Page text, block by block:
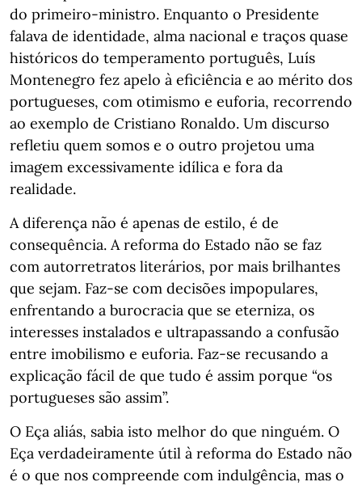
do primeiro-ministro. Enquanto o Presidente
falava de identidade, alma nacional e traços quase
históricos do temperamento português, Luís
Montenegro fez apelo à eficiência e ao mérito dos
portugueses, com otimismo e euforia, recorrendo
ao exemplo de Cristiano Ronaldo. Um discurso
refletiu quem somos e o outro projetou uma
imagem excessivamente idílica e fora da
realidade.
A diferença não é apenas de estilo, é de
consequência. A reforma do Estado não se faz
com autorretratos literários, por mais brilhantes
que sejam. Faz-se com decisões impopulares,
enfrentando a burocracia que se eterniza, os
interesses instalados e ultrapassando a confusão
entre imobilismo e euforia. Faz-se recusando a
explicação fácil de que tudo é assim porque “os
portugueses são assim”.
O Eça aliás, sabia isto melhor do que ninguém. O
Eça verdadeiramente útil à reforma do Estado não
é o que nos compreende com indulgência, mas o